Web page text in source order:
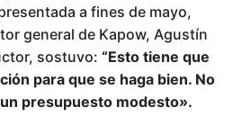
a fines de mayo,
general de Kapow, Agustín
sostuvo: “Esto tiene que
para que se haga bien. No
presupuesto modesto».